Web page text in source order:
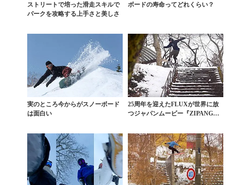
ストリートで培った滑走スキルで
パークを攻略する上手さと美しさ
ボードの寿命ってどれくらい？
実のところ今からがスノーボード
は面白い
25周年を迎えたFLUXが世界に放
つジャパンムービー『ZIPANG